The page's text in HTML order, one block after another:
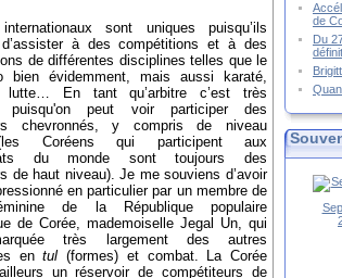
sont uniques puisqu’ils
à des compétitions et à des
de différentes disciplines telles que le
bien évidemment, mais aussi karaté,
lutte… En tant qu’arbitre c’est très
puisqu'on peut voir participer des
chevronnés, y compris de niveau
Coréens qui participent aux
du monde sont toujours des
de haut niveau). Je me souviens d’avoir
en particulier par un membre de
de la République populaire
de Corée, mademoiselle Jegal Un, qui
très largement des autres
entul (formes) et combat. La Corée
un réservoir de compétiteurs de
de
Du